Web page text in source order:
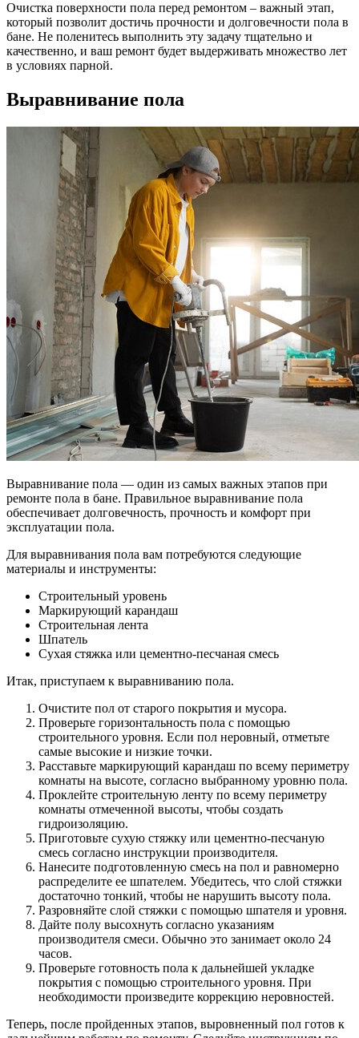
Очистка поверхности пола перед ремонтом – важный этап,
который позволит достичь прочности и долговечности пола в
бане. Не поленитесь выполнить эту задачу тщательно и
качественно, и ваш ремонт будет выдерживать множество лет
в условиях парной.
Выравнивание пола
Выравнивание пола — один из самых важных этапов при
ремонте пола в бане. Правильное выравнивание пола
обеспечивает долговечность, прочность и комфорт при
эксплуатации пола.
Для выравнивания пола вам потребуются следующие
материалы и инструменты:
Строительный уровень
Маркирующий карандаш
Строительная лента
Шпатель
Сухая стяжка или цементно-песчаная смесь
Итак, приступаем к выравниванию пола.
Очистите пол от старого покрытия и мусора.
Проверьте горизонтальность пола с помощью
строительного уровня. Если пол неровный, отметьте
самые высокие и низкие точки.
Расставьте маркирующий карандаш по всему периметру
комнаты на высоте, согласно выбранному уровню пола.
Проклейте строительную ленту по всему периметру
комнаты отмеченной высоты, чтобы создать
гидроизоляцию.
Приготовьте сухую стяжку или цементно-песчаную
смесь согласно инструкции производителя.
Нанесите подготовленную смесь на пол и равномерно
распределите ее шпателем. Убедитесь, что слой стяжки
достаточно тонкий, чтобы не нарушить высоту пола.
Разровняйте слой стяжки с помощью шпателя и уровня.
Дайте полу высохнуть согласно указаниям
производителя смеси. Обычно это занимает около 24
часов.
Проверьте готовность пола к дальнейшей укладке
покрытия с помощью строительного уровня. При
необходимости произведите коррекцию неровностей.
Теперь, после пройденных этапов, выровненный пол готов к